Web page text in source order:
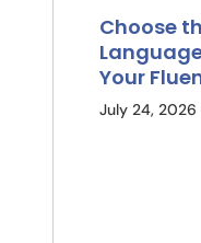
Choose
Your
July 24, 2026